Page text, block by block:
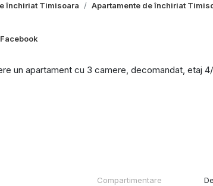
închiriat Timisoara Apartamente de închiriat
Facebook
un apartament cu 3 camere, decomandat, etaj
Compartimentare